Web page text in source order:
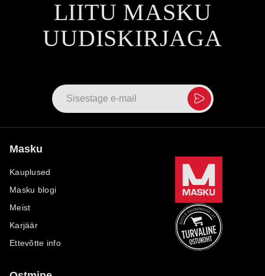
LIITU MASKU
UUDISKIRJAGA
Masku
Kauplused
Masku blogi
Meist
Karjäär
Ettevõtte info